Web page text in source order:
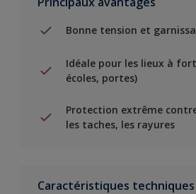
Bonne tension et
Idéale pour les lieux à
écoles, portes)
Protection extrême
les taches, les rayures
Caractéristiques techniques